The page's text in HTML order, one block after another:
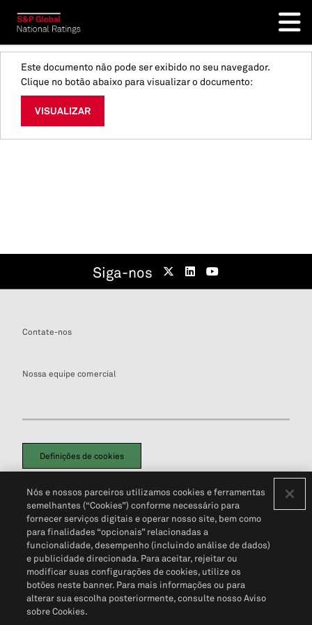
Este documento não pode ser exibido no seu navegador.
Clique no botão abaixo para visualizar o documento:
VISUALIZAR
Siga-nos
Contate-nos
Nossa equipe comercial
Definições de cookies
Política de PrivacidadePortal de privacidade do cliente (em inglês)
Não Venda Minhas Informações Pessoais© 2026 S&P Global
Nós e nossos parceiros utilizamos cookies e ferramentas
semelhantes (“Cookies”) conforme necessário para
fornecer serviços digitais e operar nosso site, bem como
para finalidades “opcionais” relacionadas a
funcionalidade, desempenho (incluindo análise de dados)
e publicidade direcionada. Para aceitar, rejeitar ou
modificar suas configurações de cookies, utilize os
botões neste banner. Para mais informações ou para
alterar sua escolha posteriormente, consulte nosso Aviso
sobre Cookies.